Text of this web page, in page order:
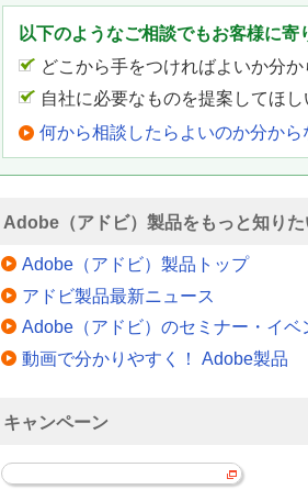
以下のようなご相談でもお客様に
どこから手をつければよいか分か
自社に必要なものを提案してほし
何から相談したらよいのか分から
Adobe（アドビ）製品をもっと知りた
Adobe（アドビ）製品トップ
アドビ製品最新ニュース
Adobe（アドビ）のセミナー・イベ
動画で分かりやすく！ Adobe製品
キャンペーン